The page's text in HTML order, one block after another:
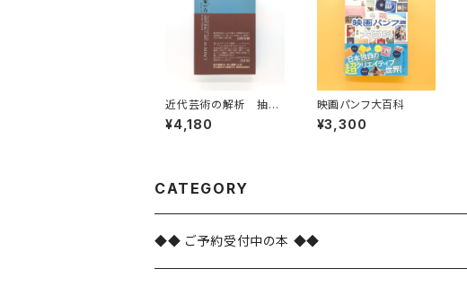
近代芸術の解析 抽象
の力
¥4,180
映画パンフ大百科
¥3,300
CATEGORY
◆◆ ご予約受付中の本 ◆◆